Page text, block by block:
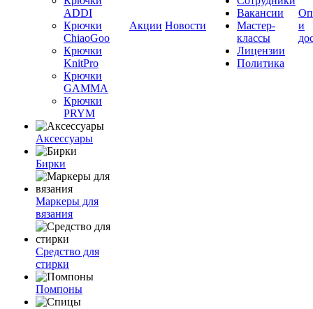
ADDI
Крючки
ChiaoGoo
Крючки
KnitPro
Крючки
GAMMA
Крючки
PRYM
Аксессуары
Бирки
Маркеры для
вязания
Средство для
стирки
Помпоны
Акции Новости
Вакансии
Мастер-
классы
Лицензии
Политика
и